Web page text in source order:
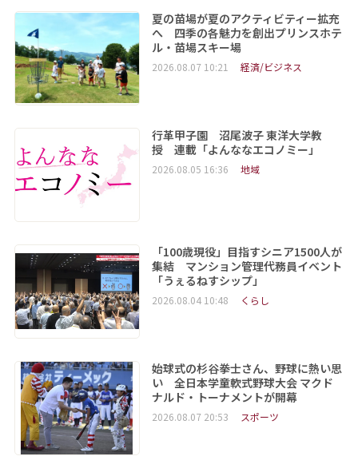
夏の苗場が夏のアクティビティー拡充
へ 四季の各魅力を創出プリンスホテ
ル・苗場スキー場
2026.08.07 10:21 経済/ビジネス
行革甲子園 沼尾波子 東洋大学教
授 連載「よんななエコノミー」
2026.08.05 16:36 地域
「100歳現役」目指すシニア1500人が
集結 マンション管理代務員イベント
「うぇるねすシップ」
2026.08.04 10:48 くらし
始球式の杉谷拳士さん、野球に熱い思
い 全日本学童軟式野球大会 マクド
ナルド・トーナメントが開幕
2026.08.07 20:53 スポーツ